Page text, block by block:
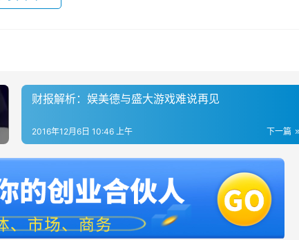
财报解析：娱美德与盛大游戏难说再见
下一篇
2016年12月6日 10:46 上午